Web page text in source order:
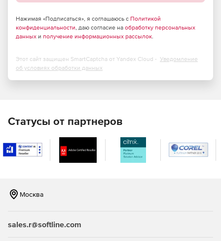
Нажимая «Подписаться», я соглашаюсь с Политикой
конфиденциальности, даю согласие на обработку персональных
данных и получение информационных рассылок.
Этот сайт защищен SmartCaptcha от Yandex Cloud - Уведомление
об условиях обработки данных
Статусы от партнеров
Москва
sales.r@softline.com